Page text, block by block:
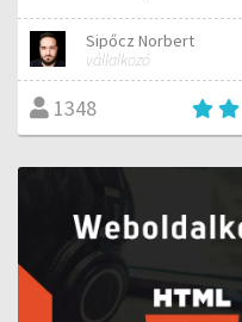
Sipőcz Norbert
vállalkozó
1348